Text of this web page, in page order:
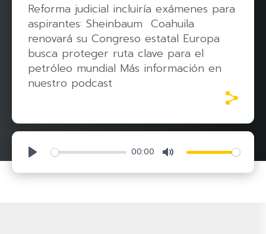
Reforma judicial incluiría exámenes para
aspirantes: Sheinbaum Coahuila
renovará su Congreso estatal Europa
busca proteger ruta clave para el
petróleo mundial Más información en
nuestro podcast
Play 00:00 Mute